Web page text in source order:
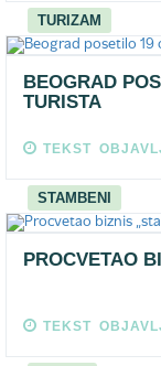
TURIZAM
BEOGRAD
TURISTA
TEKST
STAMBENI
PROCVETAO
TEKST